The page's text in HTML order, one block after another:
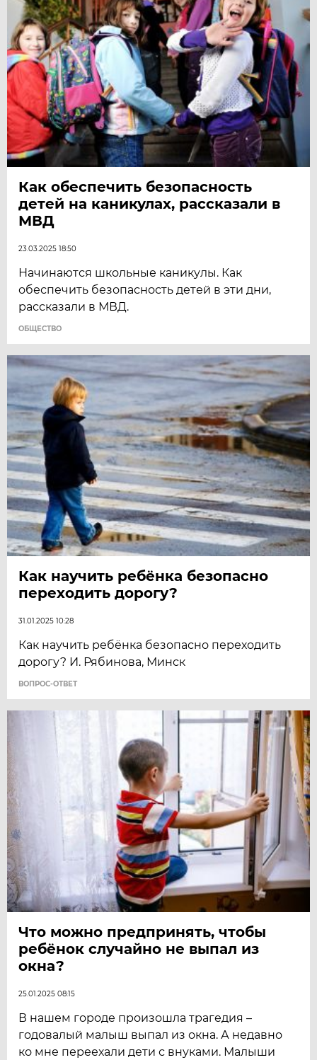
Как обеспечить безопасность
детей на каникулах, рассказали в
МВД
23.03.2025 18:50
Начинаются школьные каникулы. Как
обеспечить безопасность детей в эти дни,
рассказали в МВД.
ОБЩЕСТВО
Как научить ребёнка безопасно
переходить дорогу?
31.01.2025 10:28
Как научить ребёнка безопасно переходить
дорогу? И. Рябинова, Минск
ВОПРОС-ОТВЕТ
Что можно предпринять, чтобы
ребёнок случайно не выпал из
окна?
25.01.2025 08:15
В нашем городе произошла трагедия –
годовалый малыш выпал из окна. А недавно
ко мне переехали дети с внуками. Малыши